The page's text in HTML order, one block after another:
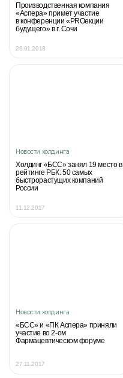
Производственная компания
«Аспера» примет участие
в конференции «PROекции
будущего» в г. Сочи
26.01.2018
Новости холдинга
Холдинг «БСС» занял 19 место в
рейтинге РБК: 50 самых
быстрорастущих компаний
России
11.12.2017
Новости холдинга
«БСС» и «ПК Аспера» приняли
участие во 2-ом
Фармацевтическом форуме
27.11.2017